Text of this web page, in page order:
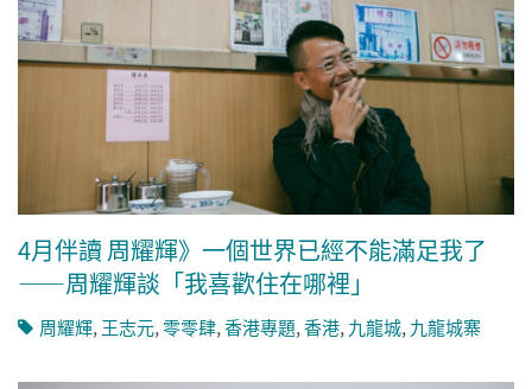
4月伴讀 周耀輝》一個世界已經不能滿足我了
——周耀輝談「我喜歡住在哪裡」
周耀輝,王志元,零零肆,香港專題,香港,九龍城,九龍城寨